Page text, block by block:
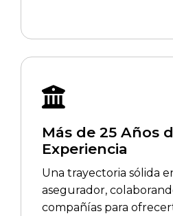
Más de 25 Años
Experiencia
Una trayectoria sólida
asegurador,
compañías para